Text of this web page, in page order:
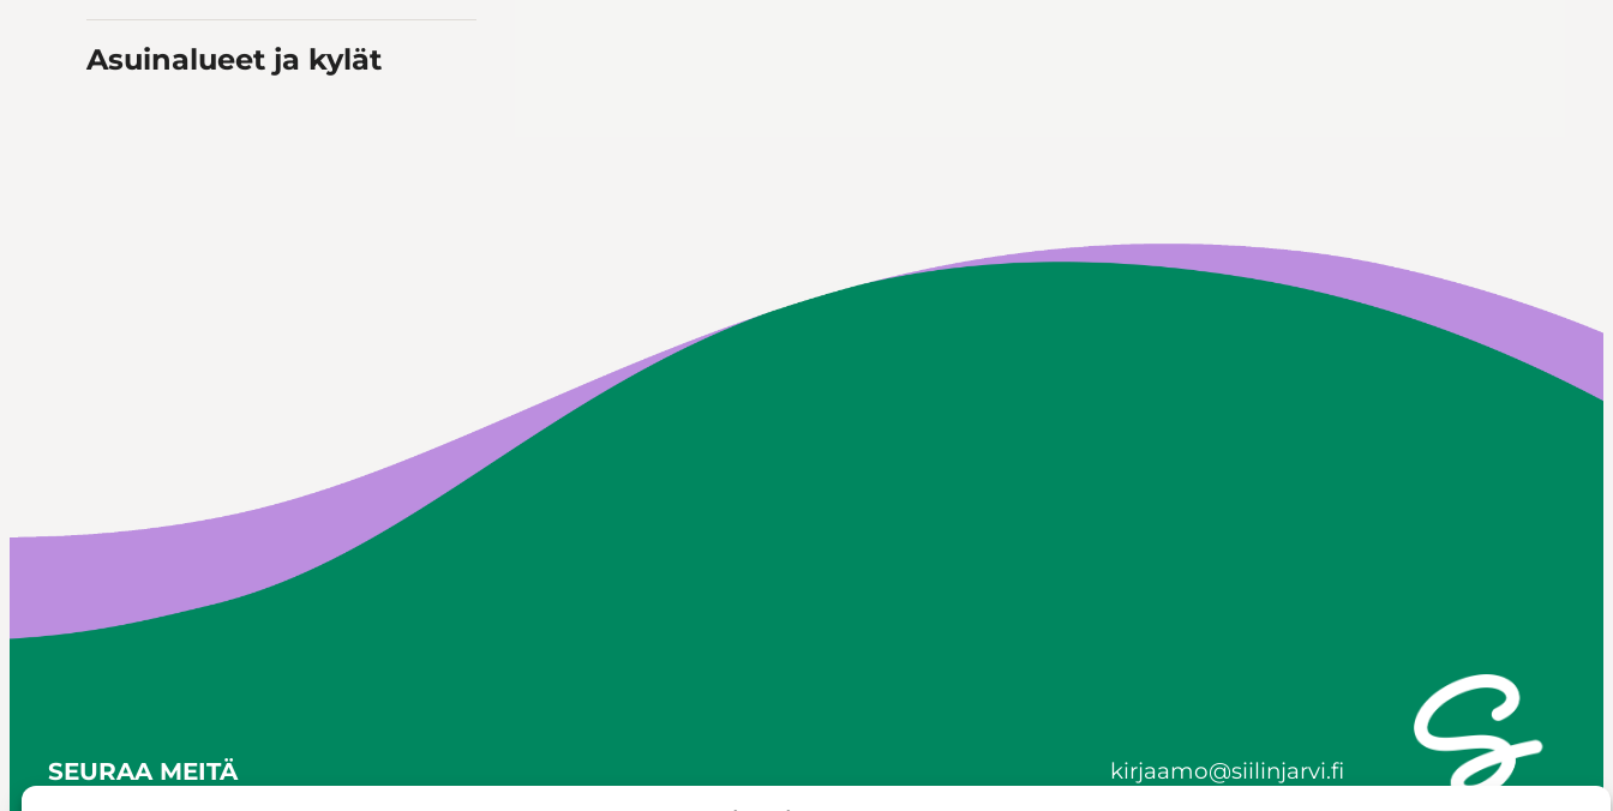
Asuinalueet ja kylät
SEURAA MEITÄ
kirjaamo@siilinjarvi.fi